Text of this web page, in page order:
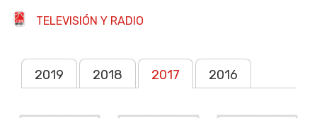
TELEVISIÓN Y RADIO
2019 2018 2017 2016